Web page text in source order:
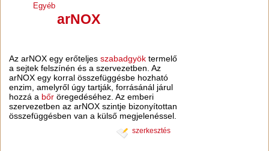
Egyéb
arNOX
Az arNOX egy erőteljesszabadgyök termelő
a sejtek felszínén és a szervezetben. Az
arNOX egy korral összefüggésbe hozható
enzim, amelyről úgy tartják, forrásánál járul
hozzá a bőr öregedéséhez. Az emberi
szervezetben az arNOX szintje bizonyítottan
összefüggésben van a külső megjelenéssel.
szerkesztés